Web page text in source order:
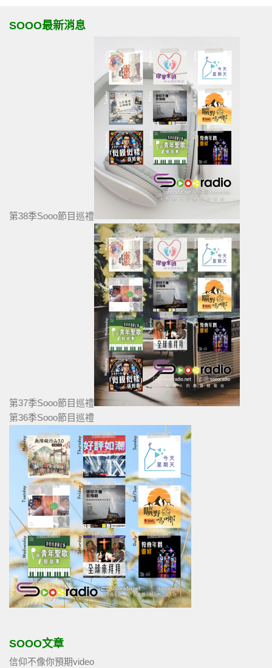
SOOO最新消息
第38季Sooo節目巡禮
第37季Sooo節目巡禮
第36季Sooo節目巡禮
SOOO文章
信仰不像你預期video